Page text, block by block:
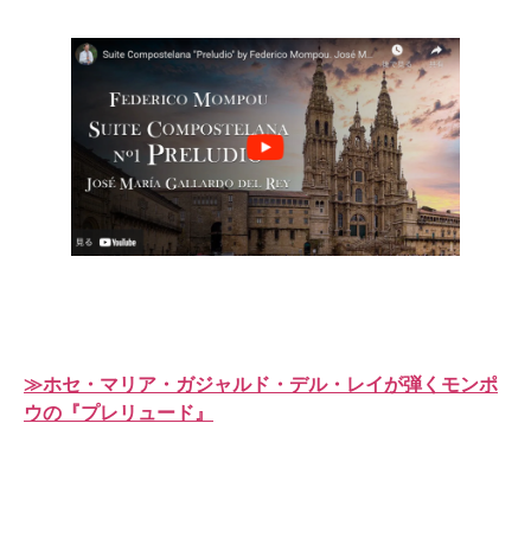
≫ホセ・マリア・ガジャルド・デル・レイが弾くモンポ
ウの『プレリュード』